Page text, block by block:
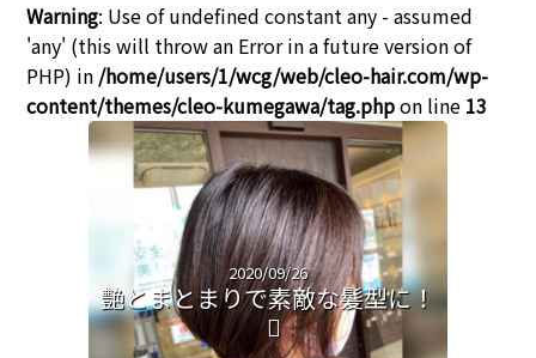
Warning: Use of undefined constant any - assumed
'any' (this will throw an Error in a future version of
PHP) in /home/users/1/wcg/web/cleo-hair.com/wp-
content/themes/cleo-kumegawa/tag.phpon line 13
2020/09/26
艶とまとまりで素敵な髪型に！